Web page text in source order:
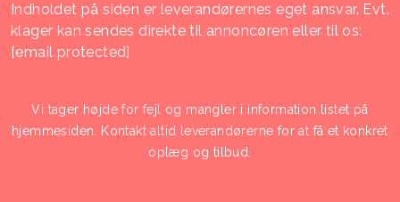
Indholdet på siden er leverandørernes eget ansvar. Evt.
klager kan sendes direkte til annoncøren eller til os:
[email protected]
Vi tager højde for fejl og mangler i information listet på
hjemmesiden. Kontakt altid leverandørerne for at få et konkret
oplæg og tilbud.